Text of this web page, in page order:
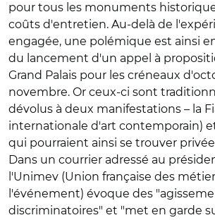
pour tous les monuments
coûts d'entretien. Au-delà de
engagée, une polémique est ainsi
du lancement d'un appel à
Grand Palais pour les créneaux
novembre. Or ceux-ci sont
dévolus à deux manifestations – la
internationale d'art contemporain)
qui pourraient ainsi se trouver
Dans un courrier adressé au
l'Unimev (Union française des
l'événement) évoque des
discriminatoires" et "met en garde